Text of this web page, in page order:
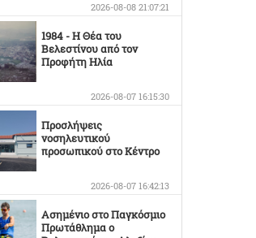
2026-08-08 21:07:21
1984 - Η Θέα του
Βελεστίνου από τον
Προφήτη Ηλία
2026-08-07 16:15:30
Προσλήψεις
νοσηλευτικού
προσωπικού στο Κέντρο
2026-08-07 16:42:13
Ασημένιο στο Παγκόσμιο
Πρωτάθλημα ο